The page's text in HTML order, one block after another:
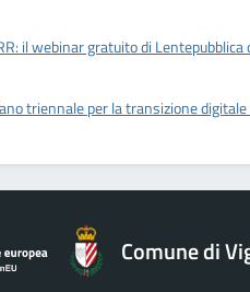
il webinar gratuito di Lentepubblica
triennale per la transizione
Comune di